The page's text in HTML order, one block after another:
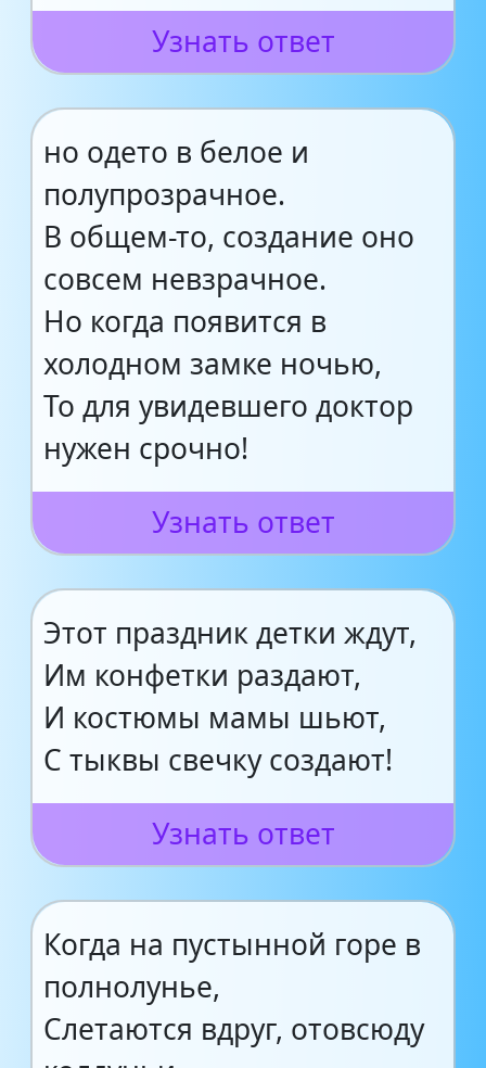
Узнать ответ
но одето в белое и
полупрозрачное.
В общем-то, создание оно
совсем невзрачное.
Но когда появится в
холодном замке ночью,
То для увидевшего доктор
нужен срочно!
Узнать ответ
Этот праздник детки ждут,
Им конфетки раздают,
И костюмы мамы шьют,
С тыквы свечку создают!
Узнать ответ
Когда на пустынной горе в
полнолунье,
Слетаются вдруг, отовсюду